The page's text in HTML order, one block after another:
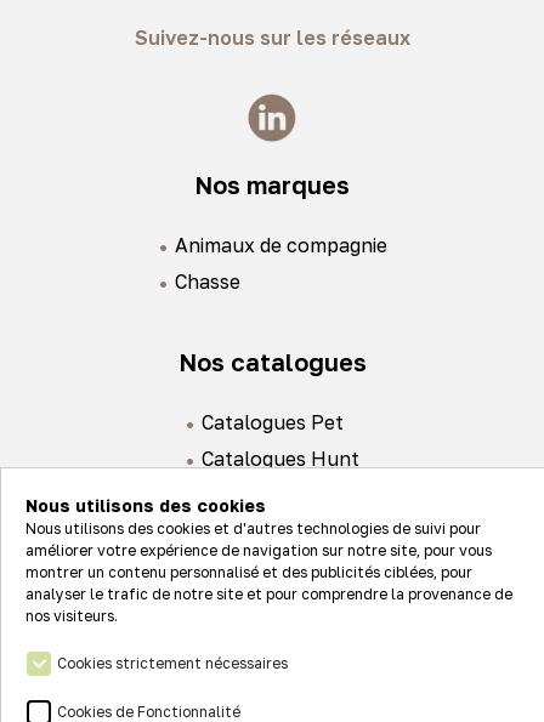
Suivez-nous sur les réseaux
Nos marques
Animaux de compagnie
Chasse
Nos catalogues
Catalogues Pet
Catalogues Hunt
Actualités
Connexion
Nos réseaux
Nous utilisons des cookies
Nous utilisons des cookies et d'autres technologies de suivi pour
améliorer votre expérience de navigation sur notre site, pour vous
montrer un contenu personnalisé et des publicités ciblées, pour
analyser le trafic de notre site et pour comprendre la provenance de
nos visiteurs.
Cookies strictement nécessaires
Cookies de Fonctionnalité